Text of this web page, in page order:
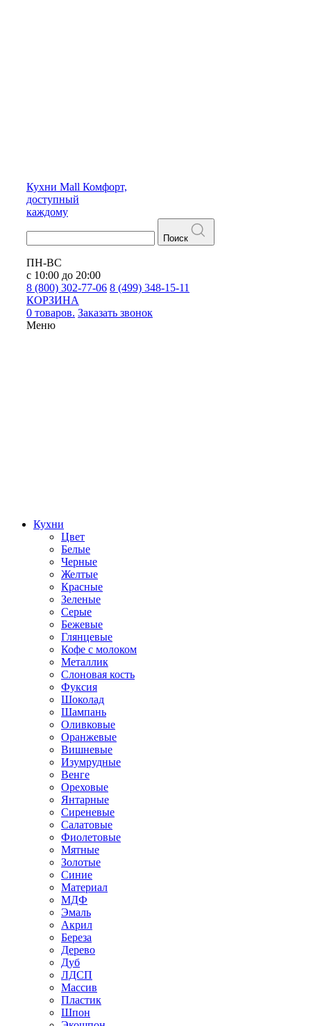
Кухни Mall Комфорт,
доступный
каждому
Поиск
ПН-ВС
с 10:00 до 20:00
8 (800) 302-77-06 8 (499) 348-15-11
КОРЗИНА
0 товаров. Заказать звонок
Меню
Кухни
Цвет
Белые
Черные
Желтые
Красные
Зеленые
Серые
Бежевые
Глянцевые
Кофе с молоком
Металлик
Слоновая кость
Фуксия
Шоколад
Шампань
Оливковые
Оранжевые
Вишневые
Изумрудные
Венге
Ореховые
Янтарные
Сиреневые
Салатовые
Фиолетовые
Мятные
Золотые
Синие
Материал
МДФ
Эмаль
Акрил
Береза
Дерево
Дуб
ЛДСП
Массив
Пластик
Шпон